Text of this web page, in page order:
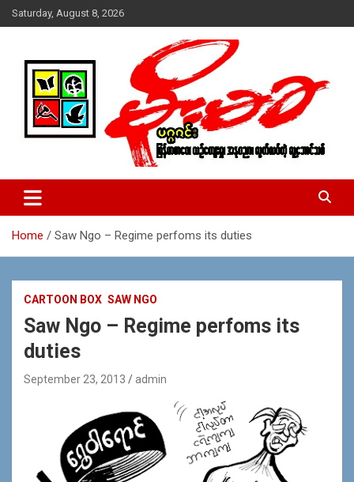
Skip
to
Saturday, August 8, 2026
MoeMaKa Burmese News &
Media
ယ္ေရး – အမွတ္ ၂၅၄၊ ပထပ္၊ လမ္း ၄၀၊ ေက်ာက္တံတား၊ ရန္ကုန္။
(ဖုုံး – ၀၉ ၂၅၂ ၂၄၉ ၀၉၄ ၊ ၀၉ ၄၂၁ ၇၄၃ ၇၅၃ ၊ ၀၉ ၅၀၄ ၁၀ ၅၈) ျ
ဇာေစ်းသစ္ ။ ၀၉ ၇၈၆၈၃၇ ၃၀၅ / ၀၉ ၉၆၃၆၉၉၈၃၄
Home Saw Ngo – Regime perfoms its duties
CARTOON BOX SAW NGO
Saw Ngo – Regime perfoms its
duties
September 23, 2013 admin